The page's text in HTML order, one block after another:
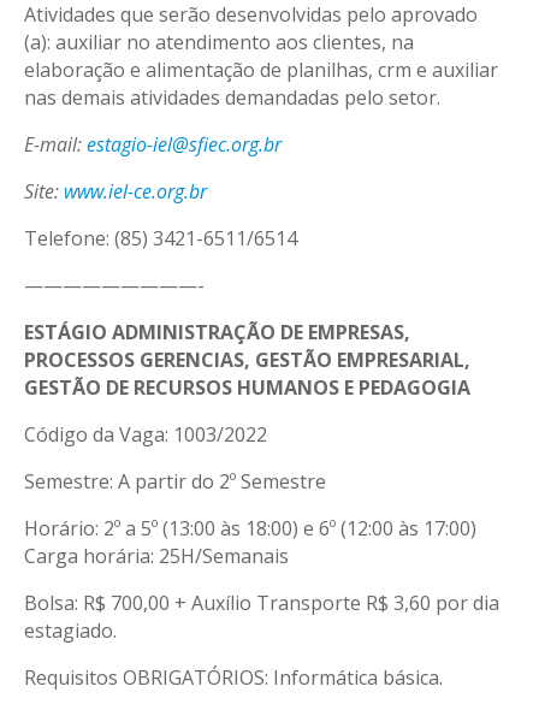
Atividades que serão desenvolvidas pelo aprovado
(a): auxiliar no atendimento aos clientes, na
elaboração e alimentação de planilhas, crm e auxiliar
nas demais atividades demandadas pelo setor.
E-mail:estagio-iel@sfiec.org.br
Site: www.iel-ce.org.br
Telefone: (85) 3421-6511/6514
—————————-
ESTÁGIO ADMINISTRAÇÃO DE EMPRESAS,
PROCESSOS GERENCIAS, GESTÃO EMPRESARIAL,
GESTÃO DE RECURSOS HUMANOS E PEDAGOGIA
Código da Vaga: 1003/2022
Semestre: A partir do 2º Semestre
Horário: 2º a 5º (13:00 às 18:00) e 6º (12:00 às 17:00)
Carga horária: 25H/Semanais
Bolsa: R$ 700,00 + Auxílio Transporte R$ 3,60 por dia
estagiado.
Requisitos OBRIGATÓRIOS: Informática básica.